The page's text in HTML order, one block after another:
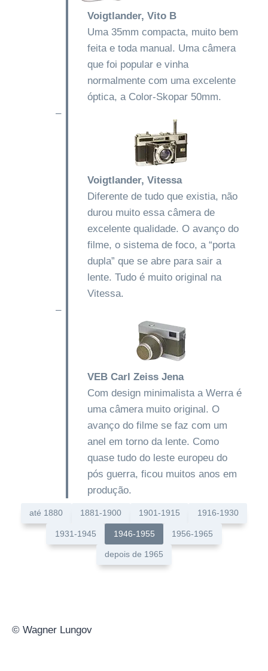
Voigtlander, Vito B
Uma 35mm compacta, muito bem
feita e toda manual. Uma câmera
que foi popular e vinha
normalmente com uma excelente
óptica, a Color-Skopar 50mm.
–
Voigtlander, Vitessa
Diferente de tudo que existia, não
durou muito essa câmera de
excelente qualidade. O avanço do
filme, o sistema de foco, a “porta
dupla” que se abre para sair a
lente. Tudo é muito original na
Vitessa.
–
VEB Carl Zeiss Jena
Com design minimalista a Werra é
uma câmera muito original. O
avanço do filme se faz com um
anel em torno da lente. Como
quase tudo do leste europeu do
pós guerra, ficou muitos anos em
produção.
até 1880 1881-1900 1901-1915 1916-1930
1931-1945 1946-1955 1956-1965
depois de 1965
© Wagner Lungov